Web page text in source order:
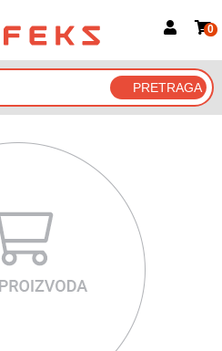
Prijavite se Google nalogom
0